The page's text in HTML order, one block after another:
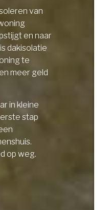
van
en naar
dakisolatie
te
meer geld
in kleine
stap
op weg.